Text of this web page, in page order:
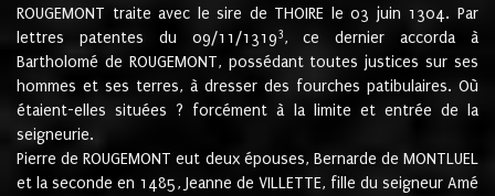
ROUGEMONT traite avec le sire de THOIRE le 03 juin 1304. Par
lettres patentes du 09/11/13193, ce dernier accorda à
Bartholomé de ROUGEMONT, possédant toutes justices sur ses
hommes et ses terres, à dresser des fourches patibulaires. Où
étaient-elles situées ? forcément à la limite et entrée de la
seigneurie.
Pierre de ROUGEMONT eut deux épouses, Bernarde de MONTLUEL
et la seconde en 1485, Jeanne de VILLETTE, fille du seigneur Amé